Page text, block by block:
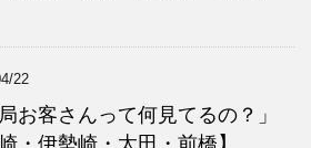
22
局お客さんって何見てるの？」
崎・伊勢崎・太田・前橋】